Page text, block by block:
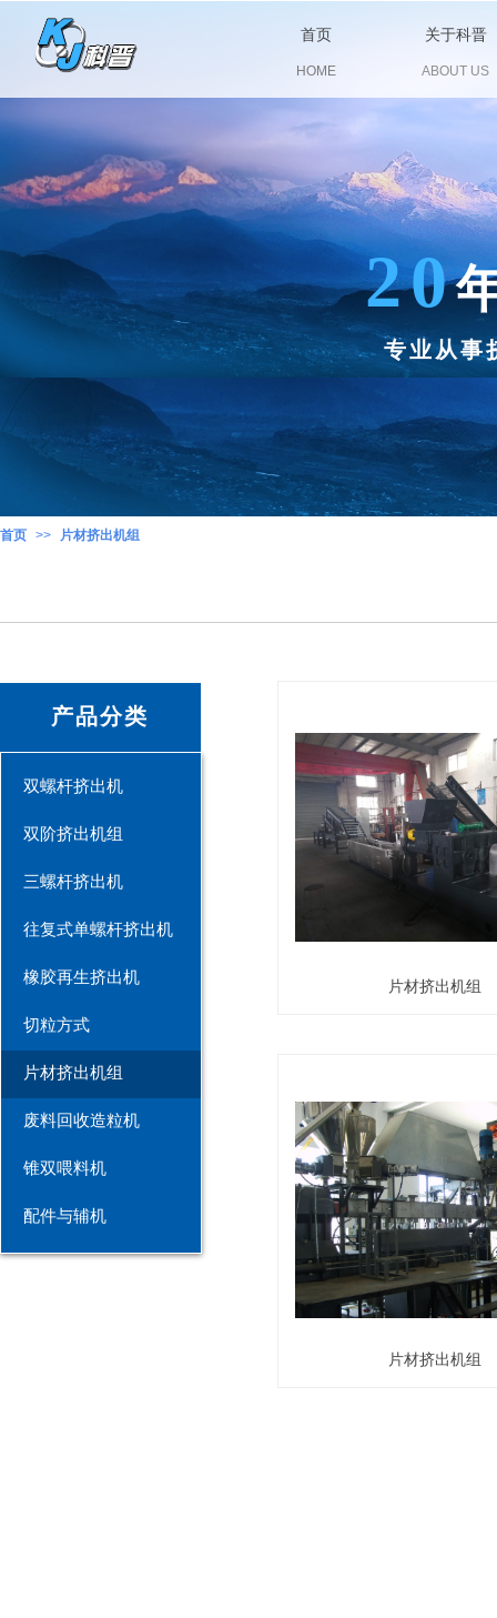
20
专业从事
首页 >> 片材挤出机组
片材挤出机组
片材挤出机组
产品分类
双螺杆挤出机
双阶挤出机组
三螺杆挤出机
往复式单螺杆挤出机
橡胶再生挤出机
切粒方式
片材挤出机组
废料回收造粒机
锥双喂料机
配件与辅机
ABOUT US
首页 关于科晋
HOME